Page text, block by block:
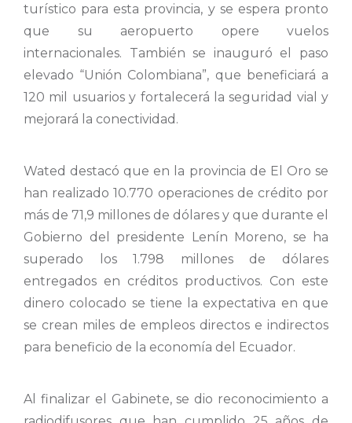
turístico para esta provincia, y se espera pronto
que su aeropuerto opere vuelos
internacionales. También se inauguró el paso
elevado “Unión Colombiana”, que beneficiará a
120 mil usuarios y fortalecerá la seguridad vial y
mejorará la conectividad.
Wated destacó que en la provincia de El Oro se
han realizado 10.770 operaciones de crédito por
más de 71,9 millones de dólares y que durante el
Gobierno del presidente Lenín Moreno, se ha
superado los 1.798 millones de dólares
entregados en créditos productivos. Con este
dinero colocado se tiene la expectativa en que
se crean miles de empleos directos e indirectos
para beneficio de la economía del Ecuador.
Al finalizar el Gabinete, se dio reconocimiento a